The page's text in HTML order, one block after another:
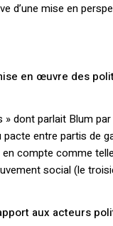
d’une mise en
en œuvre des
dont parlait Blum par
entre partis de
compte comme
social (le
aux acteurs